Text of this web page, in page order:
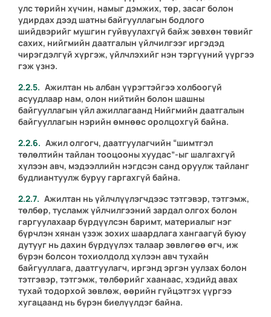
улс төрийн хүчин, намыг дэмжих, төр, засаг болон
удирдах дээд шатны байгууллагын бодлого
шийдвэрийг мушгин гуйвуулахгүй байж зөвхөн төвийг
сахих, нийгмийн даатгалын үйлчилгээг иргэдэд
чирэгдэлгүй хүргэж, үйлчлэхийг нэн тэргүүний үүргээ
гэж үзнэ.
Ажилтан нь албан үүрэгтэйгээ холбоогүй
асуудлаар нам, олон нийтийн болон шашны
байгууллагын үйл ажиллагаанд Нийгмийн даатгалын
байгууллагын нэрийн өмнөөс оролцохгүй байна.
Ажил олгогч, даатгуулагчийн “шимтгэл
төлөлтийн тайлан тооцооны хуудас”-ыг шалгахгүй
хүлээн авч, мэдээллийн нэгдсэн санд оруулж тайланг
будлиантуулж буруу гаргахгүй байна.
Ажилтан ньүйлчлүүлэгчдээстэтгэвэр, тэтгэмж,
төлбөр, тусламж үйлчилгээний зардал олгох болон
гаргуулахаар бүрдүүлсэн баримт, материалыг нэг
бүрчлэн хянан үзэж зохих шаардлага хангаагүй буюу
дутууг нь дахин бүрдүүлэх талаар зөвлөгөө өгч, иж
бүрэн болсон тохиолдолд хүлээн авч тухайн
байгууллага, даатгуулагч, иргэнд эргэн уулзах болон
тэтгэвэр, тэтгэмж, төлбөрийг хаанаас, хэдийд авах
тухай тодорхой зөвлөж, өөрийн гүйцэтгэх үүргээ
хугацаанд нь бүрэн биелүүлдэг байна.